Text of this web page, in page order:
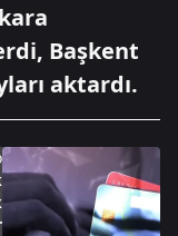
Başkent
aktardı.